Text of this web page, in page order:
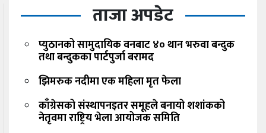
ताजा अपडेट
प्युठानको सामुदायिक वनबाट ४० थान भरुवा बन्दुक
तथा बन्दुकका पार्टपुर्जा बरामद
झिमरुक नदीमा एक महिला मृत फेला
काँग्रेसको संस्थापनइतर समूहले बनायो शशांकको
नेतृवमा राष्ट्रिय भेला आयोजक समिति